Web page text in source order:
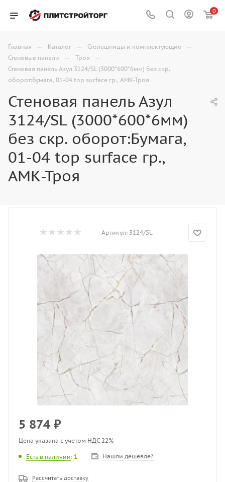
0
Главная — Каталог — Столешницы и комплектующие —
Стеновые панели — Троя —
Стеновая панель Азул 3124/SL (3000*600*6мм) без скр.
оборот:Бумага, 01-04 top surface гр., АМК-Троя
Стеновая панель Азул
3124/SL (3000*600*6мм)
без скр. оборот:Бумага,
01-04 top surface гр.,
АМК-Троя
Артикул: 3124/SL
5 874 ₽
Цена указана с учетом НДС 22%
Есть в наличии: 1 Нашли дешевле?
Рассчитать доставку